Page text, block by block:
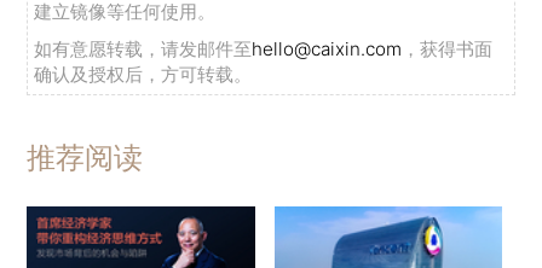
建立镜像等任何使用。
如有意愿转载，请发邮件至hello@caixin.com ，获得书面
确认及授权后，方可转载。
推荐阅读